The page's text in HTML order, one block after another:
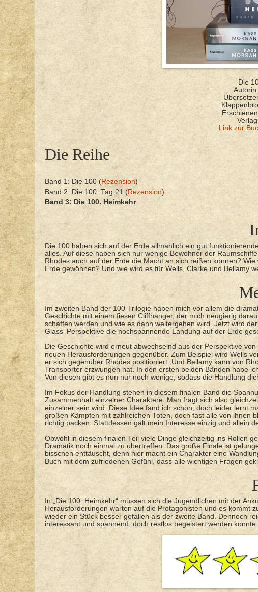
Die
Link zur
Die Reihe
Band 1: Die 100 (Rezension)
Band 2: Die 100. Tag 21 (Rezension)
Band 3: Die 100. Heimkehr
Die 100 haben sich auf der Erde allmählich ein gut
alles. Auf diese haben sich nur wenige Bewohner der
Rhodes auch auf der Erde die Macht an sich reißen können?
Erde gewöhnen? Und wie wird es für Wells, Clarke und Bellamy
Im zweiten Band der 100-Trilogie haben mich vor allem die
Geschichte mit einem fiesen Cliffhanger, der mich neugierig
schaffen werden und wie es dann weitergehen wird. Jetzt wird
Glass‘ Perspektive die hochspannende Landung auf der Erde
Die Geschichte wird erneut abwechselnd aus der Perspektive
neuen Herausforderungen gegenüber. Zum Beispiel wird Wells
er sich gegenüber Rhodes positioniert. Und Bellamy kann von
Transporter erzwungen hat. In den ersten beiden Bänden habe
Von diesen gibt es nun nur noch wenige, sodass die Handlung
Im Fokus der Handlung stehen in diesem finalen Band die
Zusammenhalt einzelner Charaktere. Man fragt sich also
einzelner sein wird. Diese Idee fand ich schön, doch leider lernt
großen Kämpfen mit zahlreichen Toten, doch fast alle von ihnen
richtig packen. Stattdessen galt mein Interesse einzig und allein
Obwohl in diesem finalen Teil viele Dinge gleichzeitig ins Rollen
Dramatik noch einmal zu übertreffen. Das große Finale ist
bisschen enttäuscht, denn hier macht ein Charakter eine
Buch mit dem zufriedenen Gefühl, dass alle wichtigen Fragen
In „Die 100. Heimkehr“ müssen sich die Jugendlichen mit der
Herausforderungen warten auf die Protagonisten und es kommt
wieder ein Stück besser gefallen als der zweite Band. Dennoch
interessant und spannend, doch restlos begeistert werden konnte